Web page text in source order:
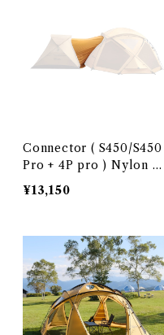
Connector ( S450/S450
Pro + 4P pro ) Nylon ve
rson
¥13,150